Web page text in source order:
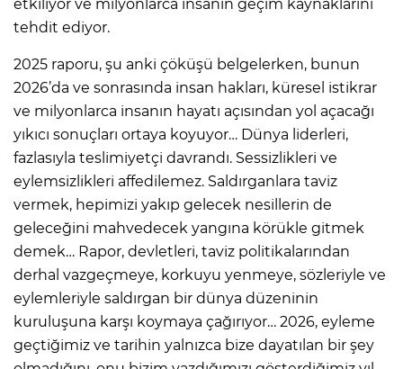
etkiliyor ve milyonlarca insanın geçim kaynaklarını
tehdit ediyor.
2025 raporu, şu anki çöküşü belgelerken, bunun
2026’da ve sonrasında insan hakları, küresel istikrar
ve milyonlarca insanın hayatı açısından yol açacağı
yıkıcı sonuçları ortaya koyuyor… Dünya liderleri,
fazlasıyla teslimiyetçi davrandı. Sessizlikleri ve
eylemsizlikleri affedilemez. Saldırganlara taviz
vermek, hepimizi yakıp gelecek nesillerin de
geleceğini mahvedecek yangına körükle gitmek
demek… Rapor, devletleri, taviz politikalarından
derhal vazgeçmeye, korkuyu yenmeye, sözleriyle ve
eylemleriyle saldırgan bir dünya düzeninin
kuruluşuna karşı koymaya çağırıyor… 2026, eyleme
geçtiğimiz ve tarihin yalnızca bize dayatılan bir şey